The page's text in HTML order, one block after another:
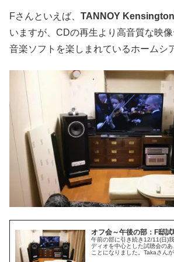
Fさんといえば、 TANNOY
いますが、CDの再生より高音質な映
音楽ソフトを楽しまれているホームシ
オフ会～午後の部：F邸試
午前の部に引き続き12/11(日)
ディオを中心とした試聴会の
ことになりました。Takaさん